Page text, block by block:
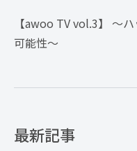
【awoo TV vol.3】 〜
可能性〜
最新記事